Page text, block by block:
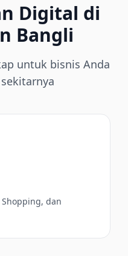
Digital di
Bangli
untuk bisnis Anda
Shopping, dan